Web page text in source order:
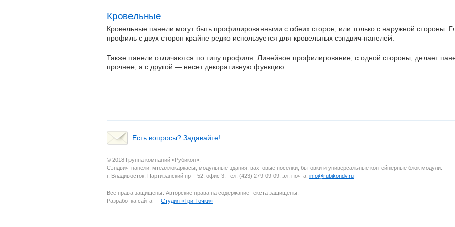
Кровельные
Кровельные панели могут быть профилированными с обеих сторон, или только с наружной стороны.
профиль с двух сторон крайне редко используется для кровельных сэндвич-панелей.
Также панели отличаются по типу профиля. Линейное профилирование, с одной стороны, делает
прочнее, а с другой — несет декоративную функцию.
Есть вопросы? Задавайте!
© 2018 Группа компаний «Рубикон».
Сэндвич-панели, мтеаллокаркасы, модульные здания, вахтовые поселки, бытовки и универсальные контейнерные блок модули.
г. Владивосток, Партизанский пр-т 52, офис 3, тел. (423) 279-09-09, эл. почта: info@rubikondv.ru
Все права защищены. Авторские права на содержание текста защищены.
Разработка сайта — Студия «Три Точки»